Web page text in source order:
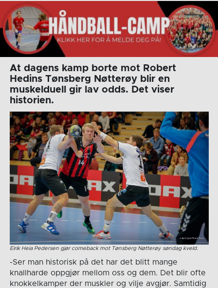
At dagens kamp borte mot Robert
Hedins Tønsberg Nøtterøy blir en
muskelduell gir lav odds. Det viser
historien.
Eirik Heia Pedersen gjør comeback mot Tønsberg Nøtterøy søndag kveld.
-Ser man historisk på det har det blitt mange
knallharde oppgjør mellom oss og dem. Det blir ofte
knokkelkamper der muskler og vilje avgjør. Samtidig